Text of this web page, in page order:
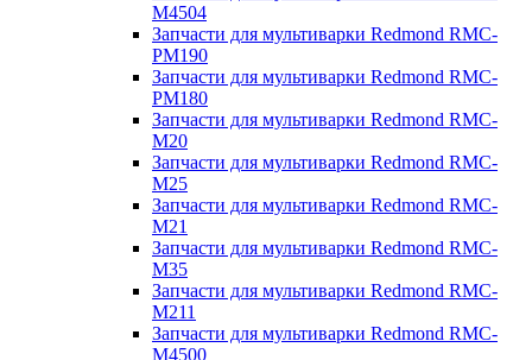
M4504
Запчасти для мультиварки Redmond RMC-
PM190
Запчасти для мультиварки Redmond RMC-
PM180
Запчасти для мультиварки Redmond RMC-
M20
Запчасти для мультиварки Redmond RMC-
M25
Запчасти для мультиварки Redmond RMC-
M21
Запчасти для мультиварки Redmond RMC-
M35
Запчасти для мультиварки Redmond RMC-
M211
Запчасти для мультиварки Redmond RMC-
M4500